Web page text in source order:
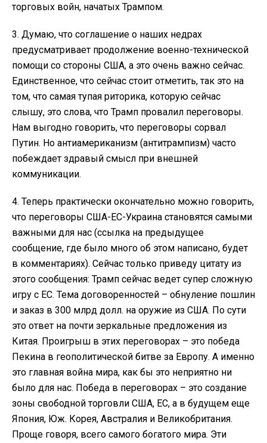
торговых войн, начатых Трампом.
3. Думаю, что соглашение о наших недрах
предусматривает продолжение военно-технической
помощи со стороны США, а это очень важно сейчас.
Единственное, что сейчас стоит отметить, так это на
том, что самая тупая риторика, которую сейчас
слышу, это слова, что Трамп провалил переговоры.
Нам выгодно говорить, что переговоры сорвал
Путин. Но антиамериканизм (антитрампизм) часто
побеждает здравый смысл при внешней
коммуникации.
4. Теперь практически окончательно можно говорить,
что переговоры США-ЕС-Украина становятся самыми
важными для нас (ссылка на предыдущее
сообщение, где было много об этом написано, будет
в комментариях). Сейчас только приведу цитату из
этого сообщения: Трамп сейчас ведет супер сложную
игру с ЕС. Тема договоренностей – обнуление пошлин
и заказ в 300 млрд долл. на оружие из США. По сути
это ответ на почти зеркальные предложения из
Китая. Проигрыш в этих переговорах – это победа
Пекина в геополитической битве за Европу. А именно
это главная война мира, как бы это неприятно ни
было для нас. Победа в переговорах – это создание
зоны свободной торговли США, ЕС, а в будущем еще
Япония, Юж. Корея, Австралия и Великобритания.
Проще говоря, всего самого богатого мира. Эти